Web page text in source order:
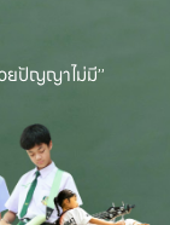
ยปัญญาไม่มี”